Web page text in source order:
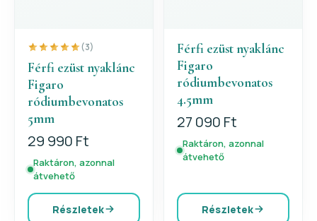
(3)
Férfi ezüst nyaklánc
Figaro
ródiumbevonatos
5mm
29 990 Ft
Raktáron, azonnal
átvehető
Részletek
Férfi ezüst nyaklánc
Figaro
ródiumbevonatos
4.5mm
27 090 Ft
Raktáron, azonnal
átvehető
Részletek